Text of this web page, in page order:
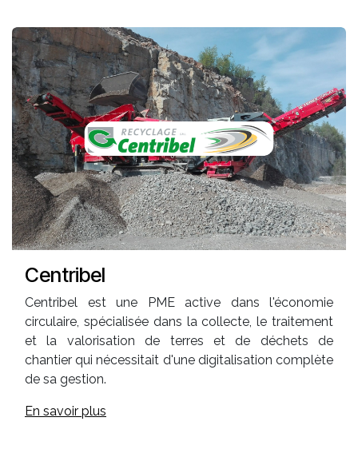
Centribel
Centribel est une PME active dans l'économie
circulaire, spécialisée dans la collecte, le traitement
et la valorisation de terres et de déchets de
chantier qui nécessitait d'une digitalisation complète
de sa gestion.
En savoir plus